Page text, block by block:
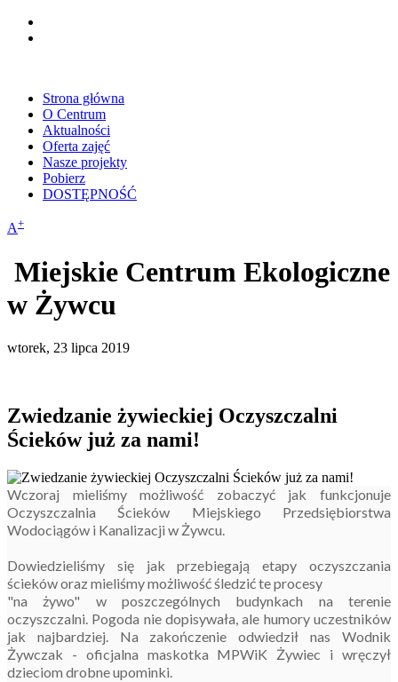
Strona główna
O Centrum
Aktualności
Oferta zajęć
Nasze projekty
Pobierz
DOSTĘPNOŚĆ
A+
Miejskie Centrum Ekologiczne
w Żywcu
wtorek, 23 lipca 2019
Zwiedzanie żywieckiej Oczyszczalni
Ścieków już za nami!
Wczoraj mieliśmy możliwość zobaczyć jak funkcjonuje
Oczyszczalnia Ścieków Miejskiego Przedsiębiorstwa
Wodociągów i Kanalizacji w Żywcu.
Dowiedzieliśmy się jak przebiegają etapy oczyszczania
ścieków oraz mieliśmy możliwość śledzić te procesy
"na żywo" w poszczególnych budynkach na terenie
oczyszczalni. Pogoda nie dopisywała, ale humory uczestników
jak najbardziej. Na zakończenie odwiedził nas Wodnik
Żywczak - oficjalna maskotka MPWiK Żywiec i wręczył
dzieciom drobne upominki.